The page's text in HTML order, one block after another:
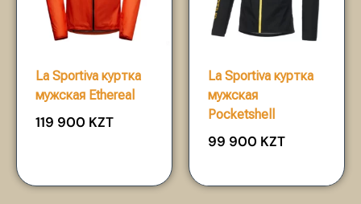
La Sportiva куртка
мужская Ethereal
119 900 KZT
La Sportiva куртка
мужская
Pocketshell
99 900 KZT